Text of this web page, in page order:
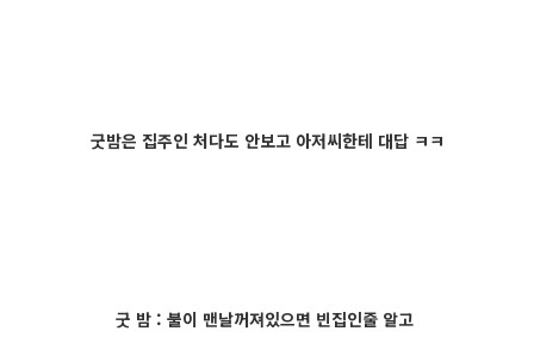
굿밤은 집주인 처다도 안보고 아저씨한테 대답 ㅋㅋ
굿 밤 : 불이 맨날꺼져있으면 빈집인줄 알고